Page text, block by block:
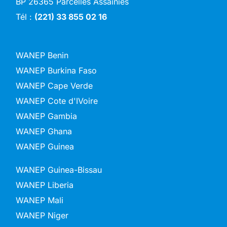
Tél : (221) 33 855 02 16
WANEP Benin
WANEP Burkina Faso
WANEP Cape Verde
WANEP Cote d'IVoire
WANEP Gambia
WANEP Ghana
WANEP Guinea
WANEP Guinea-Bissau
WANEP Liberia
WANEP Mali
WANEP Niger